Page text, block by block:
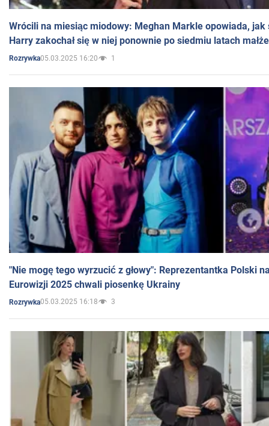
Wrócili na miesiąc miodowy: Meghan Markle opowiada, jak
Harry zakochał się w niej ponownie po siedmiu latach
Rozrywka05.03.2025 16:20 1
"Nie mogę tego wyrzucić z głowy": Reprezentantka Polski
Eurowizji 2025 chwali piosenkę Ukrainy
Rozrywka05.03.2025 16:18 3